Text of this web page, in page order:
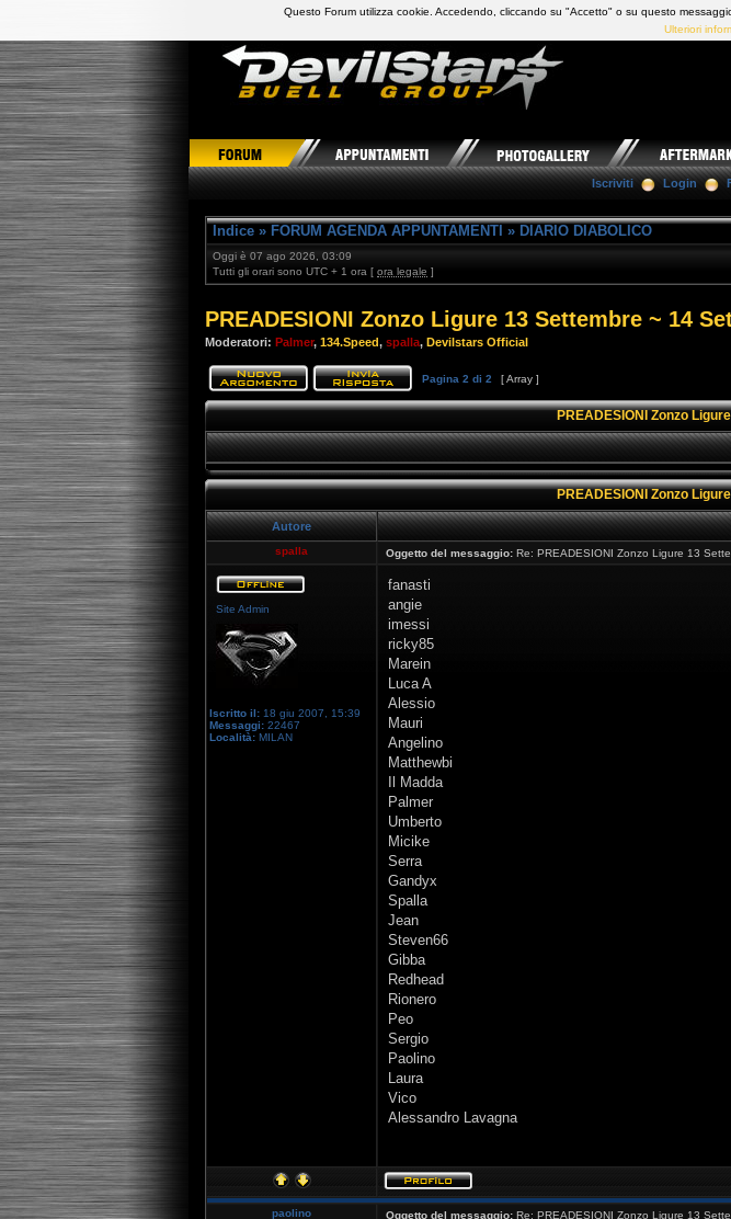
DevilStars Club Buell Italia
Iscriviti Login
Indice » FORUM AGENDA APPUNTAMENTI » DIARIO DIABOLICO
Oggi è 07 ago 2026, 03:09
Tutti gli orari sono UTC + 1 ora [ ora legale ]
PREADESIONI Zonzo Ligure 13 Settembre ~ 14
Moderatori: Palmer, 134.Speed, spalla, Devilstars Official
Pagina 2 di 2 [ Array ]
PREADESIONI Zonzo
PREADESIONI Zonzo
Autore
spalla Oggetto del messaggio: Re: PREADESIONI Zonzo Ligure 13
Site Admin
Iscritto il: 18 giu 2007, 15:39
Messaggi: 22467
Località: MILAN
fanasti
angie
imessi
ricky85
Marein
Luca A
Alessio
Mauri
Angelino
Matthewbi
Il Madda
Palmer
Umberto
Micike
Serra
Gandyx
Spalla
Jean
Steven66
Gibba
Redhead
Rionero
Peo
Sergio
Paolino
Laura
Vico
Alessandro Lavagna
paolino Oggetto del messaggio: Re: PREADESIONI Zonzo Ligure 13
Questo Forum utilizza cookie. Accedendo, cliccando su "Accetto" o su questo
Ulteriori